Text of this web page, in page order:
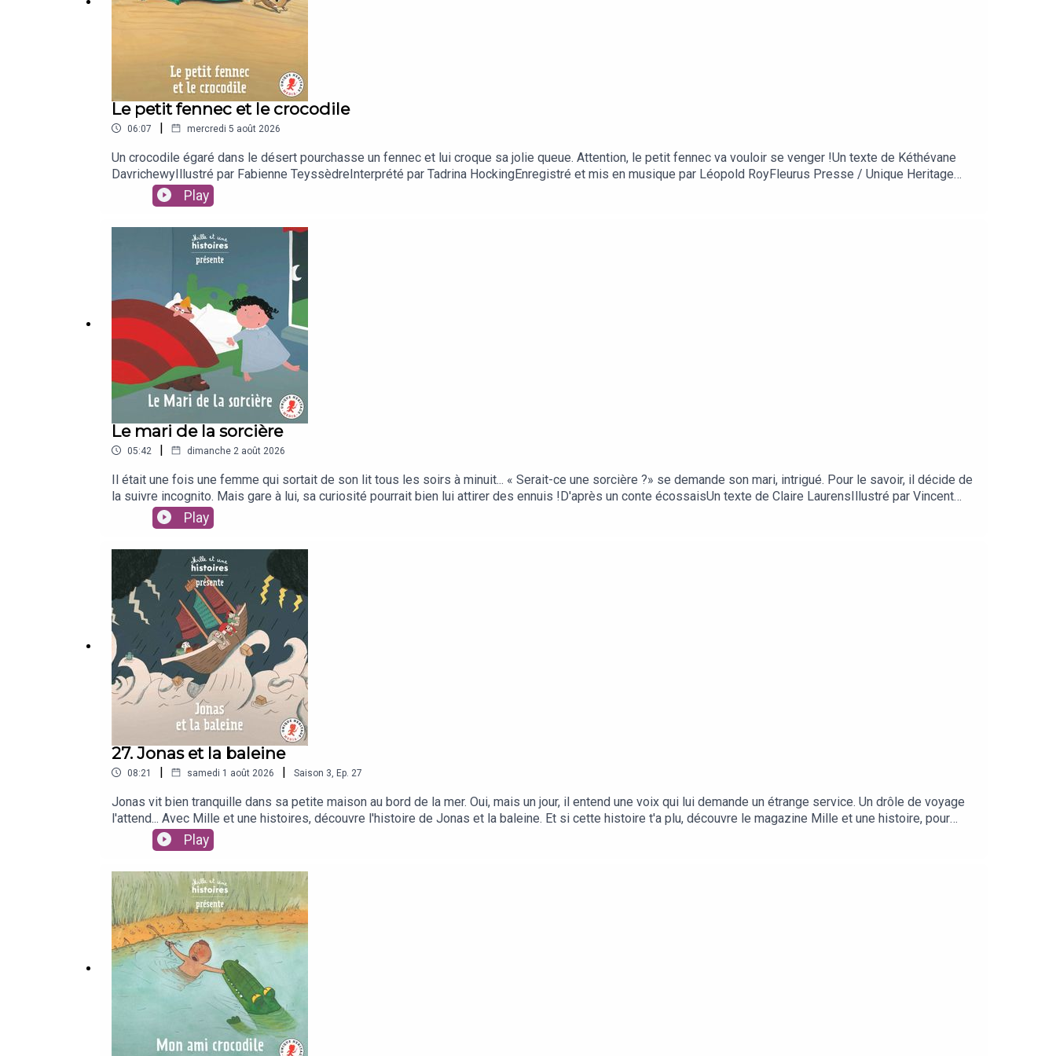
Le petit fennec et le crocodile
06:07 | mercredi 5 août 2026
Un crocodile égaré dans le désert pourchasse un fennec et lui croque sa jolie queue. Attention, le petit fennec va vouloir se venger !Un texte de Kéthévane
DavrichewyIllustré par Fabienne TeyssèdreInterprété par Tadrina HockingEnregistré et mis en musique par Léopold RoyFleurus Presse / Unique Heritage
Play
Le mari de la sorcière
05:42 | dimanche 2 août 2026
Il était une fois une femme qui sortait de son lit tous les soirs à minuit... « Serait-ce une sorcière ?» se demande son mari, intrigué. Pour le savoir, il décide de
la suivre incognito. Mais gare à lui, sa curiosité pourrait bien lui attirer des ennuis !D'après un conte écossaisUn texte de Claire LaurensIllustré par Vincent
BourgeauInterprété par Cindy MollaretMis en musique et enregistré par Léopold RoyFleurus Presse / Unique Heritage Media
Play
27. Jonas et la baleine
08:21 | samedi 1 août 2026 | Saison 3 Ep. 27
Jonas vit bien tranquille dans sa petite maison au bord de la mer. Oui, mais un jour, il entend une voix qui lui demande un étrange service. Un drôle de voyage
l'attend... Avec Mille et une histoires, découvre l'histoire de Jonas et la baleine. Et si cette histoire t'a plu, découvre le magazine Mille et une histoire, pour
s'émerveiller chaque mois avec des contes du monde entier : https://www.fleuruspresse.com/magazines/pour-les-plus-petits/mille-et-une-histoiresLes
contes Mille et une histoires sont issus du magazine éponyme édité par Fleurus Presse, marque du groupe Unique Heritage MédiaCrédits :Autrice : Genevive
Play